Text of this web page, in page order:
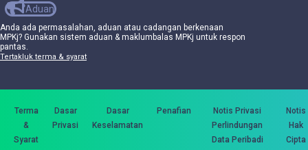
Aduan
Anda ada permasalahan, aduan atau cadangan berkenaan
MPKj? Gunakan sistem aduan & maklumbalas MPKj untuk respon
pantas.
Tertakluk terma & syarat
Terma
&
Syarat
Dasar
Privasi
Dasar
Keselamatan
Penafian
Notis Privasi
Perlindungan
Data Peribadi
Notis
Hak
Cipta